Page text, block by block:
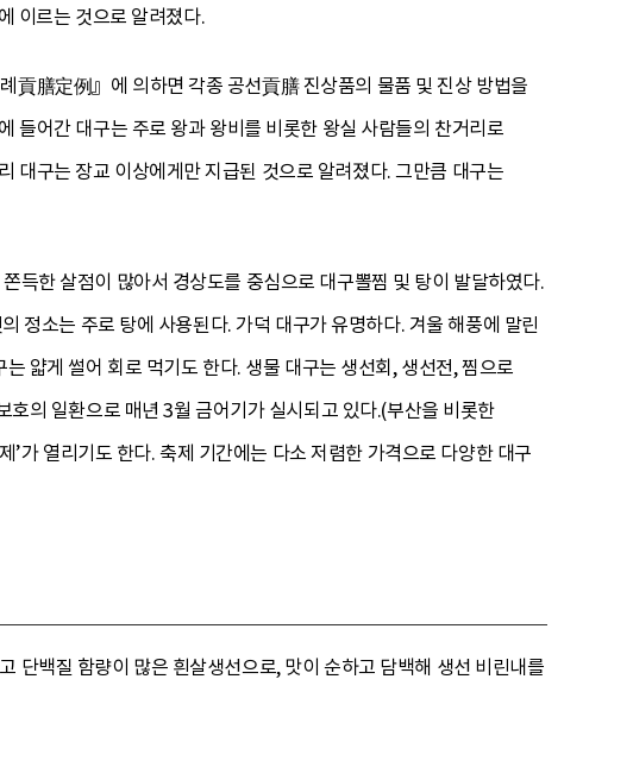
이르는 것으로 알려졌다.
貢膳定例』에 의하면 각종 공선貢膳 진상품의 물품 및 진상 방법을
들어간 대구는 주로 왕과 왕비를 비롯한 왕실 사람들의 찬거리로
대구는 장교 이상에게만 지급된 것으로 알려졌다. 그만큼 대구는
득한 살점이 많아서 경상도를 중심으로 대구뽈찜 및 탕이 발달하였다.
정소는 주로 탕에 사용된다. 가덕 대구가 유명하다. 겨울 해풍에 말린
얇게 썰어 회로 먹기도 한다. 생물 대구는 생선회, 생선전, 찜으로
의 일환으로 매년 3월 금어기가 실시되고 있다.(부산을 비롯한
가 열리기도 한다. 축제 기간에는 다소 저렴한 가격으로 다양한 대구
단백질 함량이 많은 흰살생선으로, 맛이 순하고 담백해 생선 비린내를